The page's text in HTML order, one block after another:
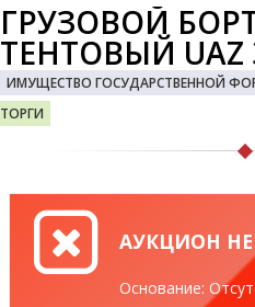
ГРУЗОВОЙ
ТЕНТОВЫЙ UAZ
ИМУЩЕСТВО ГОСУДАРСТВЕННОЙ
ТОРГИ
АУКЦИОН НЕ
Основание: